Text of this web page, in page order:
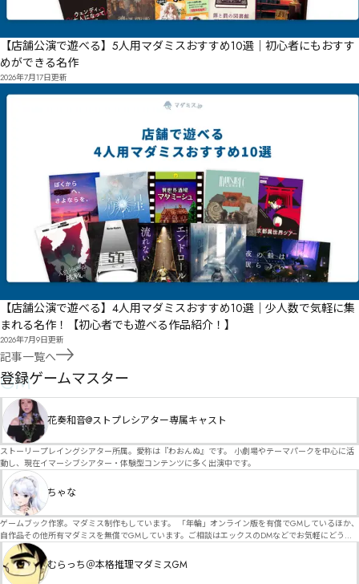
【店舗公演で遊べる】5人用マダミスおすすめ10選｜初心者にもおすす
めができる名作
2026年7月17日更新
【店舗公演で遊べる】4人用マダミスおすすめ10選｜少人数で気軽に集
まれる名作！【初心者でも遊べる作品紹介！】
2026年7月9日更新
記事一覧へ
GM
登録ゲームマスター
花奏和音@ストプレシアター専属キャスト
ストーリープレイングシアター所属。愛称は『わおんぬ』です。 小劇場やテーマパークを中心に活
動し、現在イマーシブシアター・体験型コンテンツに多く出演中です。
ちゃな
ゲームブック作家。マダミス制作もしています。 「年輪」オンライン版を有償でGMしているほか、
自作品その他所有マダミスを無償でGMしています。ご相談はエックスのDMなどでお気軽にどう
ぞ。
むらっち＠本格推理マダミスGM